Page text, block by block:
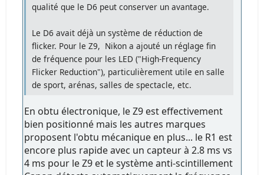
qualité que le D6 peut conserver un avantage.
Le D6 avait déjà un système de réduction de
flicker. Pour le Z9, Nikon a ajouté un réglage fin
de fréquence pour les LED ("High-Frequency
Flicker Reduction"), particulièrement utile en salle
de sport, arénas, salles de spectacle, etc.
En obtu électronique, le Z9 est effectivement
bien positionné mais les autres marques
proposent l'obtu mécanique en plus... le R1 est
encore plus rapide avec un capteur à 2.8 ms vs
4 ms pour le Z9 et le système anti-scintillement